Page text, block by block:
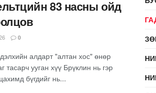
83 насны ойд
0
алдарт "алтан хос" өнөр
тасарч ууган хүү Брүклин нь гэр
бүгдийг нь...